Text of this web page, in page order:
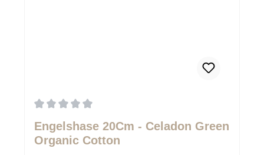
Engelshase 20Cm - Celadon Green
Organic Cotton